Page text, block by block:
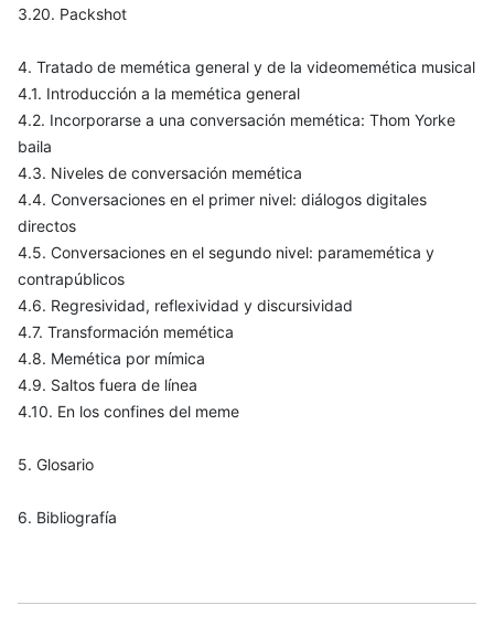
3.20. Packshot
4. Tratado de memética general y de la videomemética musical
4.1. Introducción a la memética general
4.2. Incorporarse a una conversación memética: Thom Yorke
baila
4.3. Niveles de conversación memética
4.4. Conversaciones en el primer nivel: diálogos digitales
directos
4.5. Conversaciones en el segundo nivel: paramemética y
contrapúblicos
4.6. Regresividad, reflexividad y discursividad
4.7. Transformación memética
4.8. Memética por mímica
4.9. Saltos fuera de línea
4.10. En los confines del meme
5. Glosario
6. Bibliografía